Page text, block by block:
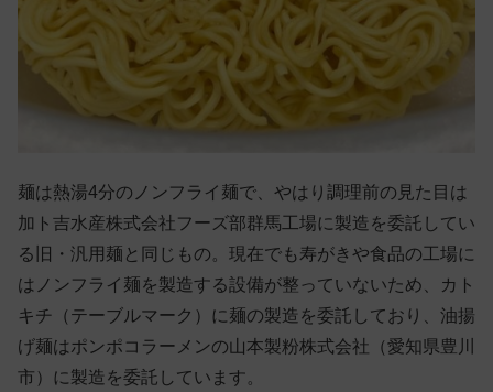
麺は熱湯4分のノンフライ麺で、やはり調理前の見た目は
加ト吉水産株式会社フーズ部群馬工場に製造を委託してい
る旧・汎用麺と同じもの。現在でも寿がきや食品の工場に
はノンフライ麺を製造する設備が整っていないため、カト
キチ（テーブルマーク）に麺の製造を委託しており、油揚
げ麺はポンポコラーメンの山本製粉株式会社（愛知県豊川
市）に製造を委託しています。